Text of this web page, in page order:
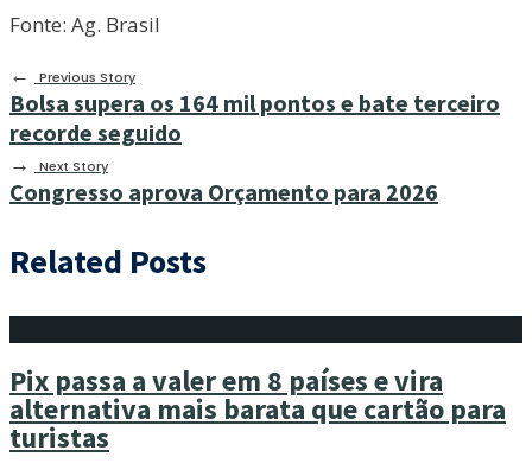
Fonte: Ag. Brasil
←
Previous Story
Bolsa supera os 164 mil pontos e bate terceiro
recorde seguido
→ Next Story
Congresso aprova Orçamento para 2026
Related Posts
Pix passa a valer em 8 países e vira
alternativa mais barata que cartão para
turistas